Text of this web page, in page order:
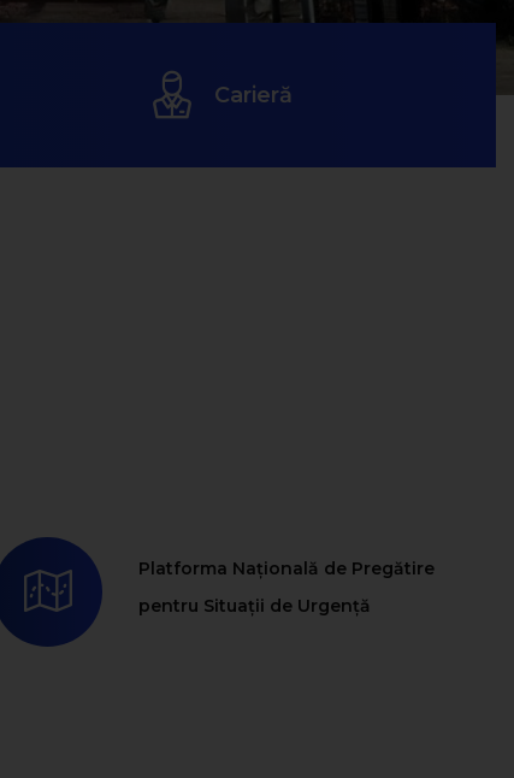
Carieră
Platforma Națională de Pregătire
pentru Situații de Urgență